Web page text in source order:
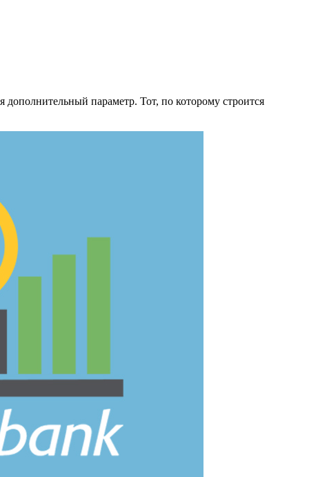
параметр. Тот, по которому строится